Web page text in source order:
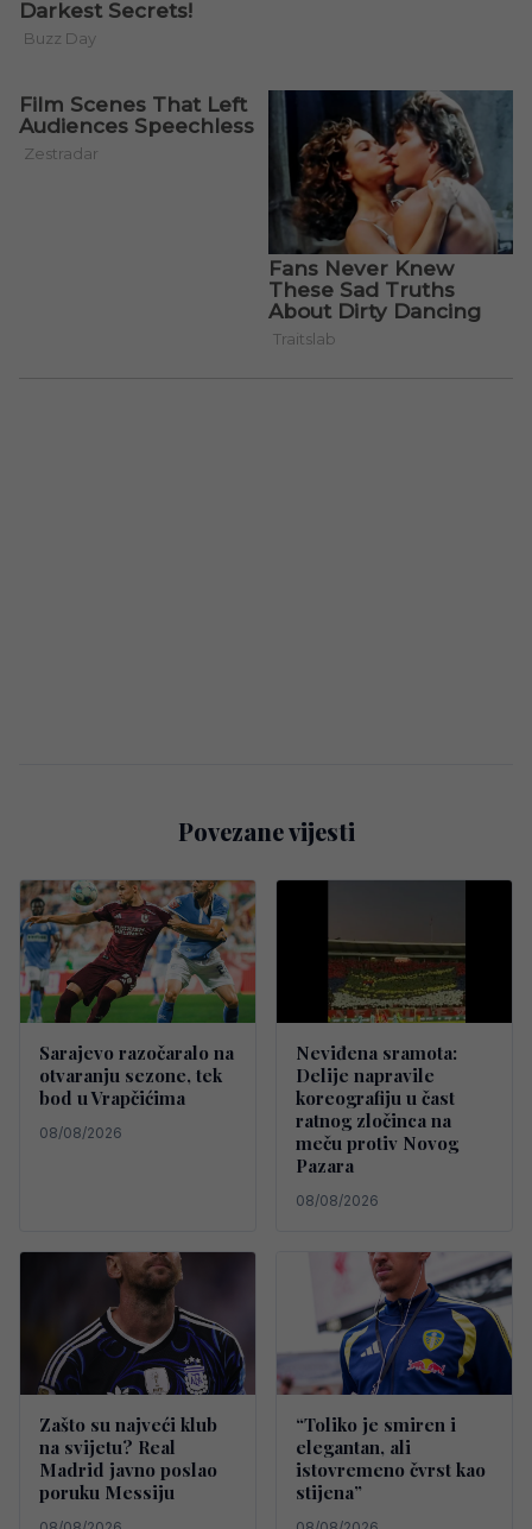
Povezane vijesti
Sarajevo razočaralo na
otvaranju sezone, tek
bod u Vrapčićima
08/08/2026
Neviđena sramota:
Delije napravile
koreografiju u čast
ratnog zločinca na
meču protiv Novog
Pazara
08/08/2026
Zašto su najveći klub
na svijetu? Real
Madrid javno poslao
poruku Messiju
“Toliko je smiren i
elegantan, ali
istovremeno čvrst kao
stijena”